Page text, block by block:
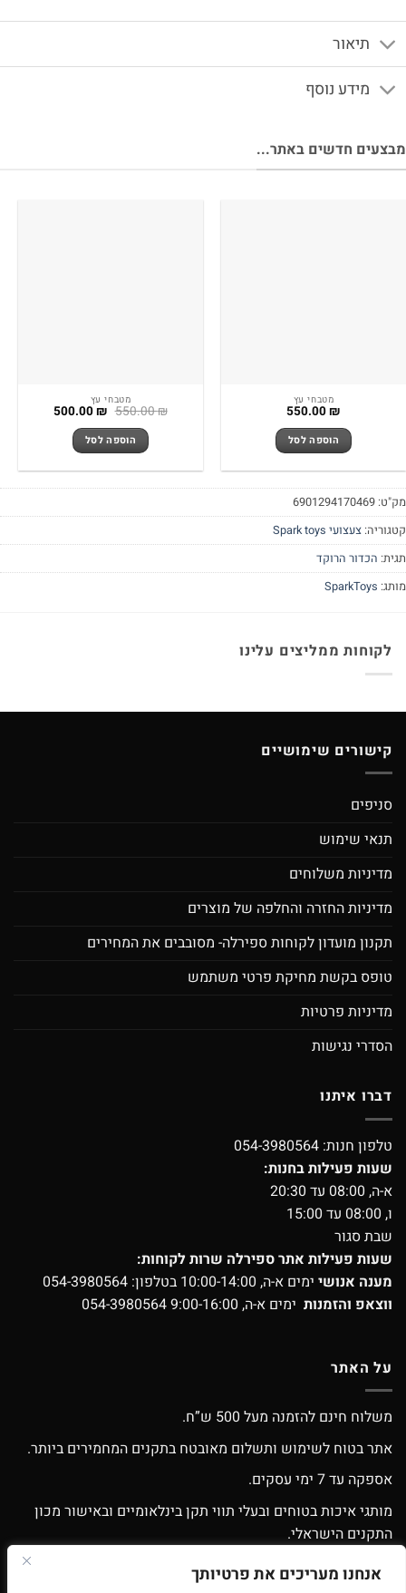
אנחנו מעריכים את פרטיותך
תיאור
מידע נוסף
מבצעים חדשים באתר...
מטבחי עץ
550.00₪
הוספה לסל
מטבחי עץ
550.00₪ המחיר
היה:
550.00 ₪.
500.00₪ המחיר
הוספה לסל
מק"ט: 6901294170469
קטגוריה: צעצועי Spark toys
תגית: הכדור הרוקד
מותג: SparkToys
לקוחות ממליצים עלינו
קישורים שימושיים
סניפים
תנאי שימוש
מדיניות משלוחים
מדיניות החזרה והחלפה של מוצרים
תקנון מועדון לקוחות ספירלה- מסובבים את המחירים
טופס בקשת מחיקת פרטי משתמש
מדיניות פרטיות
הסדרי נגישות
דברו איתנו
טלפון חנות: 054-3980564
שעות פעילות בחנות:
א-ה, 08:00 עד 20:30
ו, 08:00 עד 15:00
שבת סגור
שעות פעילות אתר ספירלה שרות לקוחות:
מענה אנושי ימים א-ה, 10:00-14:00 בטלפון:
054-3980564
ווצאפ והזמנות ימים א-ה, 9:00-16:00 054-3980564
על האתר
משלוח חינם להזמנה מעל 500 ש”ח.
אתר בטוח לשימוש ותשלום מאובטח בתקנים המחמירים ביותר.
אספקה עד 7 ימי עסקים.
מותגי איכות בטוחים ובעלי תווי תקן בינלאומיים ובאישור מכון
התקנים הישראלי.
אפשרות החלפה / החזרה עפ”י התקנון.